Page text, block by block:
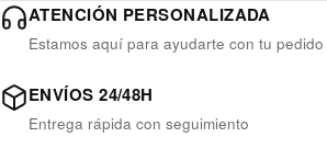
ATENCIÓN PERSONALIZADA
Estamos aquí para ayudarte con tu pedido
ENVÍOS 24/48H
Entrega rápida con seguimiento